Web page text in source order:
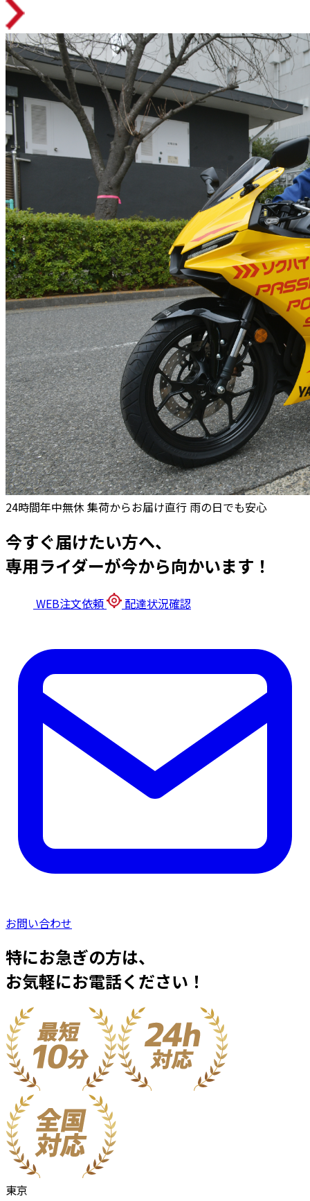
24時間年中無休 集荷からお届け直行 雨の日でも安心
今すぐ届けたい方へ、
専用ライダーが今から向かいます！
WEB注文依頼 配達状況確認
お問い合わせ
特にお急ぎの方は、
お気軽にお電話ください！
東京